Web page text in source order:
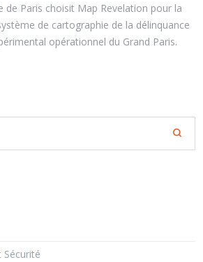
de Paris choisit Map Revelation pour la
de cartographie de la délinquance
opérationnel du Grand Paris.
Sécurité